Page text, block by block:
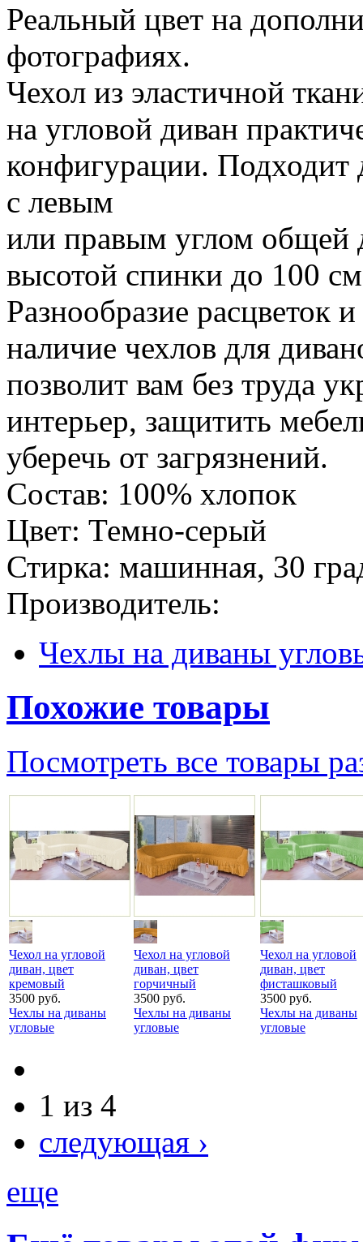
Реальный цвет на
фотографиях.
Чехол из эластичной
на угловой диван
конфигурации. Подходит
с левым
или правым углом общей
высотой спинки до 100
Разнообразие расцветок
наличие чехлов для
позволит вам без труда
интерьер, защитить
уберечь от загрязнений.
Состав: 100% хлопок
Цвет: Темно-серый
Стирка: машинная, 30
Производитель:
Чехлы на диваны
Похожие товары
Посмотреть все товары
Чехол на угловой
диван, цвет
кремовый
3500 руб.
Чехлы на диваны
угловые
Чехол на угловой
диван, цвет
горчичный
3500 руб.
Чехлы на диваны
угловые
Чехол на угловой
диван, цвет
фисташковый
3500 руб.
Чехлы на диваны
угловые
1 из 4
следующая ›
еще